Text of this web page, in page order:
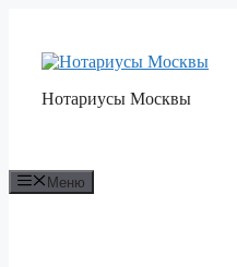
содержимому
Нотариусы Москвы
Меню